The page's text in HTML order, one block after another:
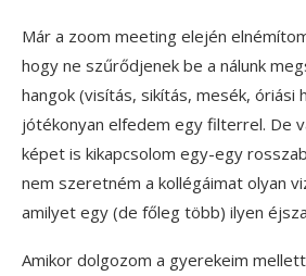
Már a zoom meeting elején
hogy ne szűrődjenek be a nálunk
hangok (visítás, sikítás, mesék, óriási
jótékonyan elfedem egy filterrel. De
képet is kikapcsolom egy-egy
nem szeretném a kollégáimat olyan
amilyet egy (de főleg több) ilyen
Amikor dolgozom a gyerekeim